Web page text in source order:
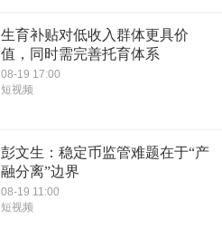
生育补贴对低收入群体更具价
值，同时需完善托育体系
08-19 17:00
短视频
彭文生：稳定币监管难题在于“产
融分离”边界
08-19 11:00
短视频